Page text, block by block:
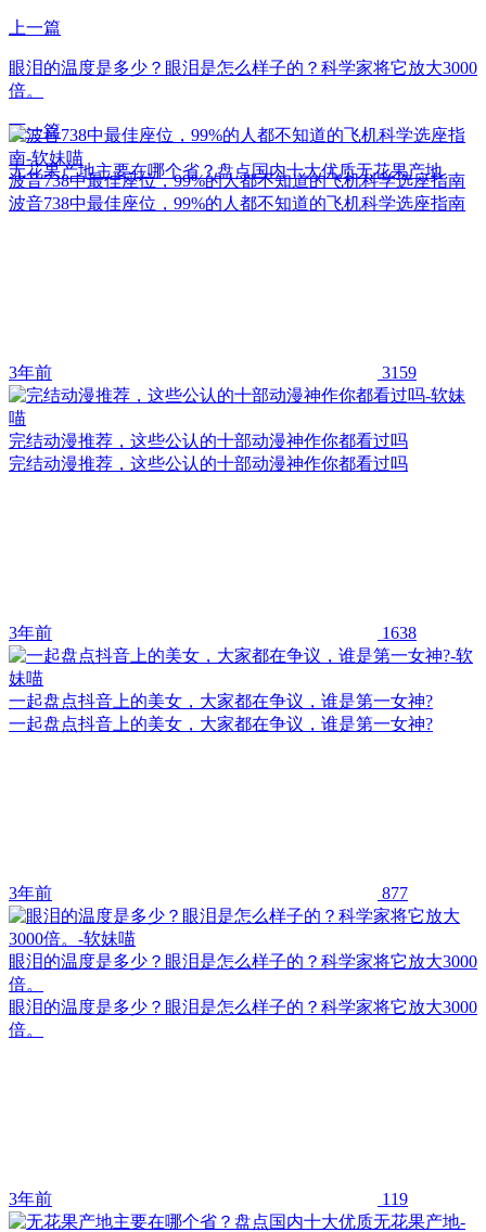
上一篇
眼泪的温度是多少？眼泪是怎么样子的？科学家将它放大3000
倍。
下一篇
无花果产地主要在哪个省？盘点国内十大优质无花果产地
波音738中最佳座位，99%的人都不知道的飞机科学选座指南
波音738中最佳座位，99%的人都不知道的飞机科学选座指南
3年前 3159
完结动漫推荐，这些公认的十部动漫神作你都看过吗
完结动漫推荐，这些公认的十部动漫神作你都看过吗
3年前 1638
一起盘点抖音上的美女，大家都在争议，谁是第一女神?
一起盘点抖音上的美女，大家都在争议，谁是第一女神?
3年前 877
眼泪的温度是多少？眼泪是怎么样子的？科学家将它放大3000
倍。
眼泪的温度是多少？眼泪是怎么样子的？科学家将它放大3000
倍。
3年前 119